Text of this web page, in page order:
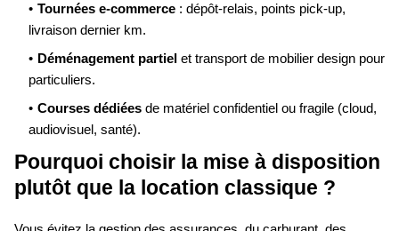
Tournées e-commerce : dépôt-relais, points pick-up,
livraison dernier km.
Déménagement partiel et transport de mobilier design pour
particuliers.
Courses dédiées de matériel confidentiel ou fragile (cloud,
audiovisuel, santé).
Pourquoi choisir la mise à disposition
plutôt que la location classique ?